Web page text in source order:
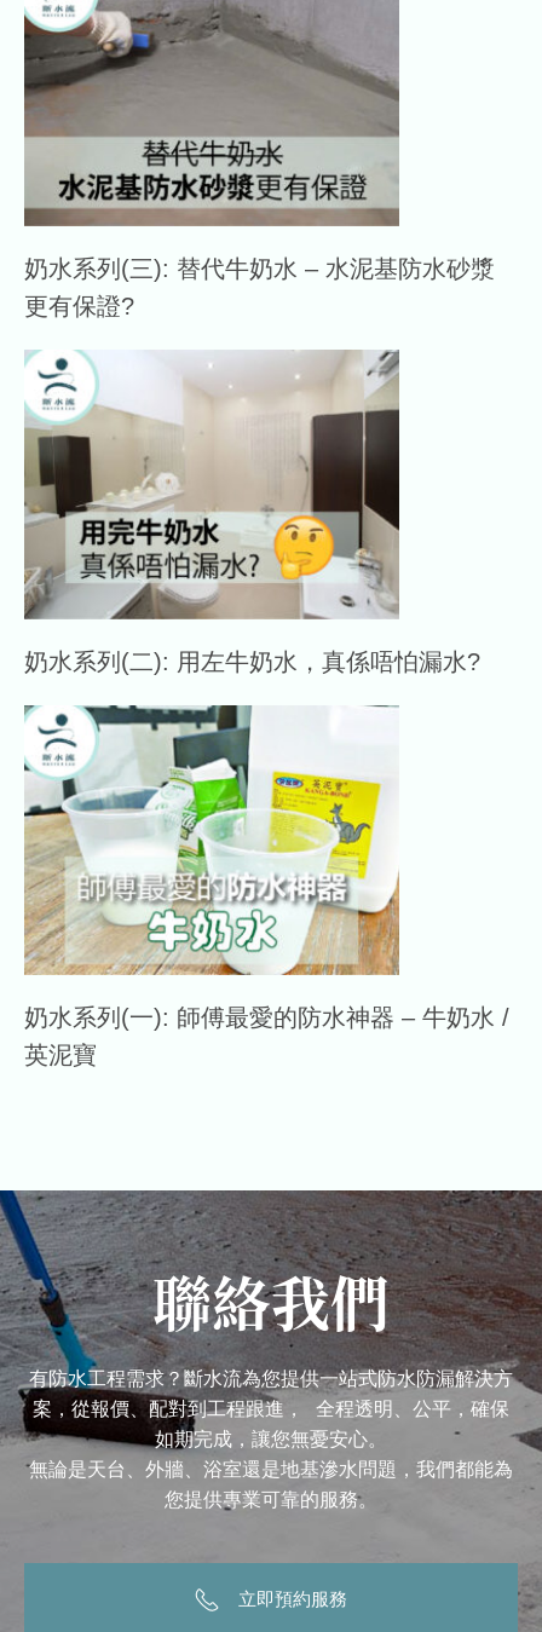
奶水系列(三): 替代牛奶水 – 水泥基防水砂漿
更有保證?
奶水系列(二): 用左牛奶水，真係唔怕漏水?
奶水系列(一): 師傅最愛的防水神器 – 牛奶水 /
英泥寶
聯絡我們
有防水工程需求？斷水流為您提供一站式防水防漏解決方
案，從報價、配對到工程跟進， 全程透明、公平，確保
如期完成，讓您無憂安心。
無論是天台、外牆、浴室還是地基滲水問題，我們都能為
您提供專業可靠的服務。
立即預約服務